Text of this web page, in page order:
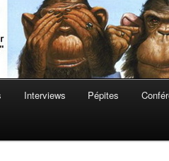
Interviews Pépites